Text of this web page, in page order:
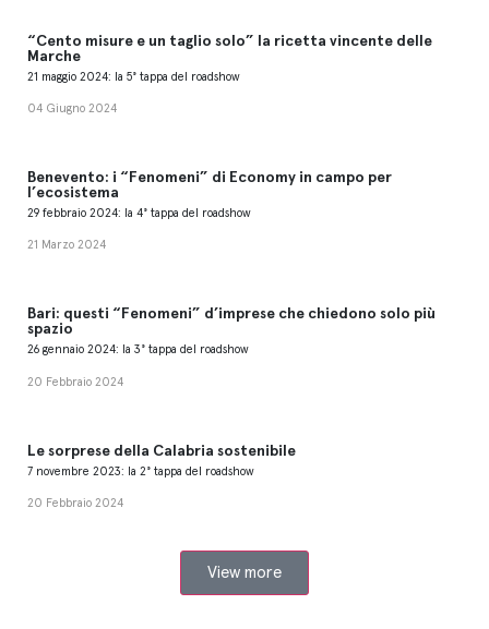
“Cento misure e un taglio solo” la ricetta vincente delle
Marche
21 maggio 2024: la 5° tappa del roadshow
04 Giugno 2024
Benevento: i “Fenomeni” di Economy in campo per
l’ecosistema
29 febbraio 2024: la 4° tappa del roadshow
21 Marzo 2024
Bari: questi “Fenomeni” d’imprese che chiedono solo più
spazio
26 gennaio 2024: la 3° tappa del roadshow
20 Febbraio 2024
Le sorprese della Calabria sostenibile
7 novembre 2023: la 2° tappa del roadshow
20 Febbraio 2024
View more